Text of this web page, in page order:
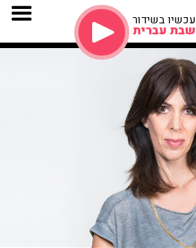
עכשיו בשידור
שבת עברית